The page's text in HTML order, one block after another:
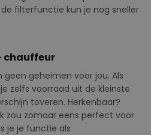
filterfunctie kun je nog sneller
chauffeur
geheimen voor jou. Als
zelfs voorraad uit de kleinste
toveren. Herkenbaar?
zou zomaar eens perfect voor
je je functie als